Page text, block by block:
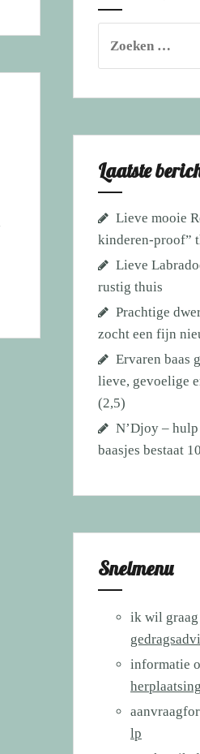
naar:
Laatste
Lieve mooie
kinderen-proof”
Lieve
rustig thuis
Prachtige
zocht een fijn
Ervaren baas
lieve, gevoelige
(2,5)
N’Djoy –
baasjes bestaat
Snelmenu
ik wil graag
informatie
herplaatsing
lp